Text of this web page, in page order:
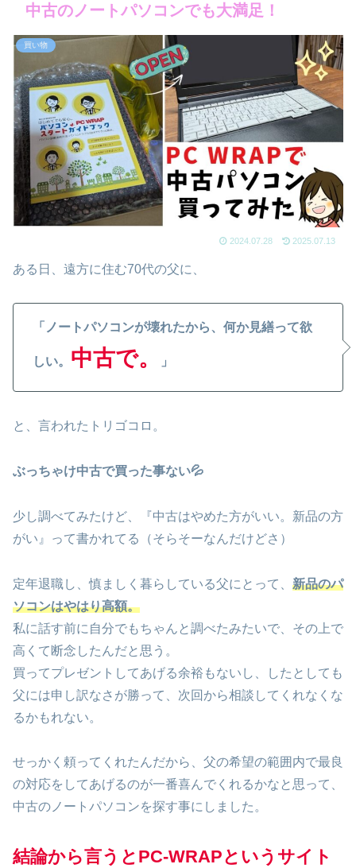
中古のノートパソコンでも大満足！
買い物
2024.07.28 2025.07.13
ある日、遠方に住む70代の父に、
「ノートパソコンが壊れたから、何か見繕って欲
しい。 中古で。 」
と、言われたトリゴコロ。
ぶっちゃけ中古で買った事ない💦
少し調べてみたけど、『中古はやめた方がいい。新品の方
がい』って書かれてる（そらそーなんだけどさ）
定年退職し、慎ましく暮らしている父にとって、 新品のパ
ソコンはやはり高額。
私に話す前に自分でもちゃんと調べたみたいで、その上で
高くて断念したんだと思う。
買ってプレゼントしてあげる余裕もないし、したとしても
父には申し訳なさが勝って、次回から相談してくれなくな
るかもれない。
せっかく頼ってくれたんだから、父の希望の範囲内で最良
の対応をしてあげるのが一番喜んでくれるかなと思って、
中古のノートパソコンを探す事にしました。
結論から言うとPC-WRAPというサイト